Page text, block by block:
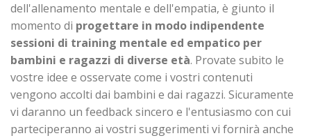
dell'allenamento mentale e dell'empatia, è giunto il
momento di progettare in modo indipendente
sessioni di training mentale ed empatico per
bambini e ragazzi di diverse età. Provate subito le
vostre idee e osservate come i vostri contenuti
vengono accolti dai bambini e dai ragazzi. Sicuramente
vi daranno un feedback sincero e l'entusiasmo con cui
parteciperanno ai vostri suggerimenti vi fornirà anche